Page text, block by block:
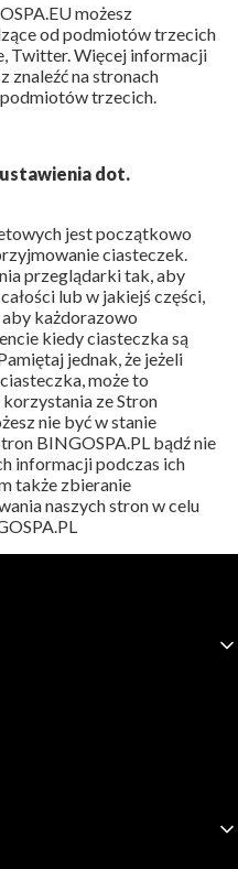
możesz
od podmiotów trzecich
Twitter. Więcej informacji
znaleźć na stronach
trzecich.
dot.
jest początkowo
ciasteczek.
przeglądarki tak, aby
lub w jakiejś części,
każdorazowo
kiedy ciasteczka są
jednak, że jeżeli
może to
ze Stron
nie być w stanie
BINGOSPA.PL bądź nie
informacji podczas ich
także zbieranie
naszych stron w celu